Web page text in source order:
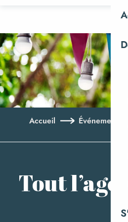
contenu
principal
Accueil Événements
Tout